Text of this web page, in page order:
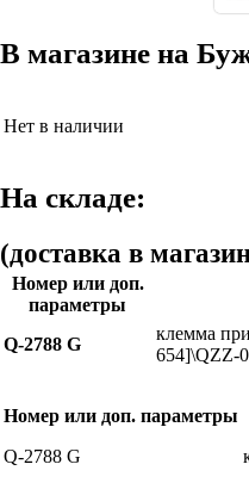
В магазине на
Нет в наличии
На складе:
(доставка в
Номер или доп.
параметры
Q-2788 G
клемма
654]\QZZ-
Номер или доп. параметры
Q-2788 G